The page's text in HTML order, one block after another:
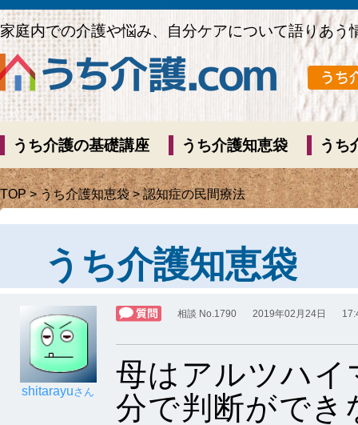
家庭内での介護や悩み、自分ケアについて語りあう
うち介護の基礎講座 うち介護知恵袋 うち
TOP>うち介護知恵袋> 認知症の民間療法
うち介護知恵袋
shitarayuさん
相談 No.1790 2019年02月24日
母はアルツハイ
分で判断ができ